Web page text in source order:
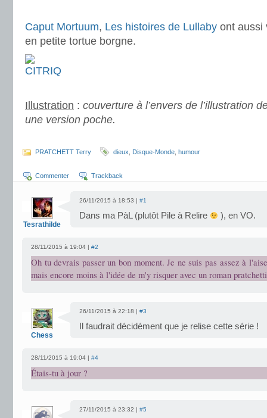
Caput Mortuum, Les histoires de Lullaby ont aussi
en petite tortue borgne.
Illustration : couverture à l’envers de l’illustration
une version poche.
PRATCHETT Terry dieux Disque-Monde humour
Commenter Trackback
Tesrathilde
26/11/2015 à 18:53 | #1
Dans ma PàL (plutôt Pile à Relire ), en VO.
28/11/2015 à 19:04 | #2
Oh tu devrais passer un bon moment. Je ne suis pas assez à
mais encore moins à l'idée de m'y risquer avec un roman
Chess
26/11/2015 à 22:18 | #3
Il faudrait décidément que je relise cette série !
28/11/2015 à 19:04 | #4
Étais-tu à jour ?
27/11/2015 à 23:32 | #5